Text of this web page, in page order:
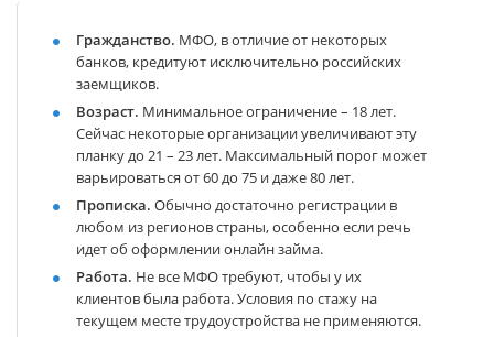
Гражданство. МФО, в отличие от некоторых
банков, кредитуют исключительно российских
заемщиков.
Возраст. Минимальное ограничение – 18 лет.
Сейчас некоторые организации увеличивают эту
планку до 21 – 23 лет. Максимальный порог может
варьироваться от 60 до 75 и даже 80 лет.
Прописка. Обычно достаточно регистрации в
любом из регионов страны, особенно если речь
идет об оформлении онлайн займа.
Работа. Не все МФО требуют, чтобы у их
клиентов была работа. Условия по стажу на
текущем месте трудоустройства не применяются.